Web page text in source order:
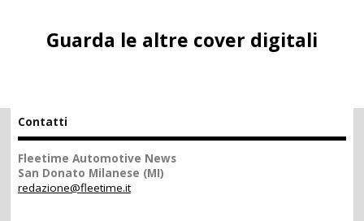
Guarda le altre cover digitali
Contatti
Fleetime Automotive News
San Donato Milanese (MI)
redazione@fleetime.it